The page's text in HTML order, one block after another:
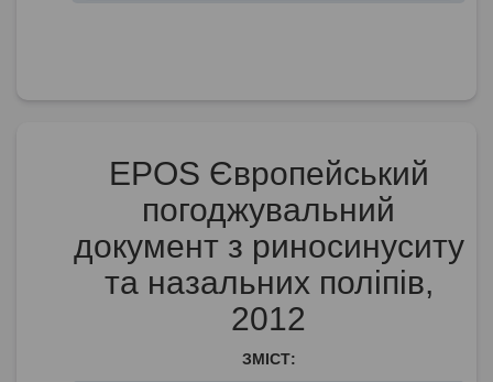
EPOS Європейський
погоджувальний
документ з риносинуситу
та назальних поліпів,
2012
ЗМІСТ: